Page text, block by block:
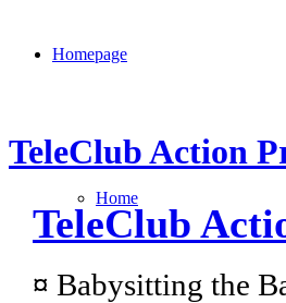
Homepage
Home
TeleClub Action
TeleClub
¤ Babysitting the